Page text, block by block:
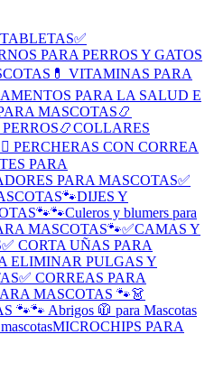
✅
PARA PERROS Y GATOS
💊 VITAMINAS PARA
PARA LA SALUD E
MASCOTAS📿
📿COLLARES
PERCHERAS CON CORREA
PARA
PARA MASCOTAS✅
🐾DIJES Y
🐾Culeros y blumers para
MASCOTAS🐾✅CAMAS Y
✅ CORTA UÑAS PARA
ELIMINAR PULGAS Y
✅ CORREAS PARA
MASCOTAS 🐾👗
🐾🐾 Abrigos 🧥 para Mascotas
MICROCHIPS PARA